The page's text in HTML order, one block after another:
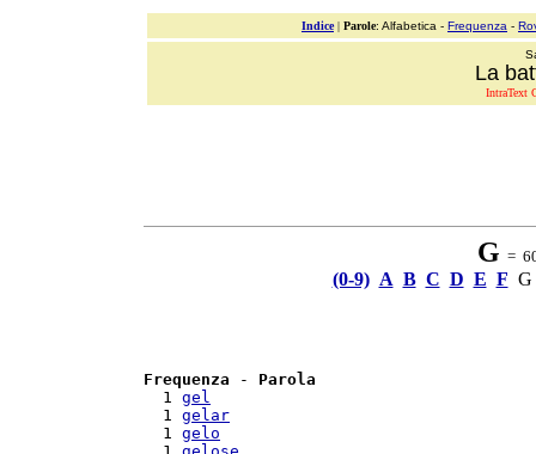
Indice| Parole: Alfabetica - Frequenza -
La
IntraText
G =
(0-9) A B C D E F G
Frequenza - Parola
  1
gel
  1
gelar
  1
gelo